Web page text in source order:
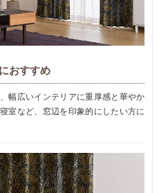
おすすめ
幅広いインテリアに重厚感と華やか
室など、窓辺を印象的にしたい方に